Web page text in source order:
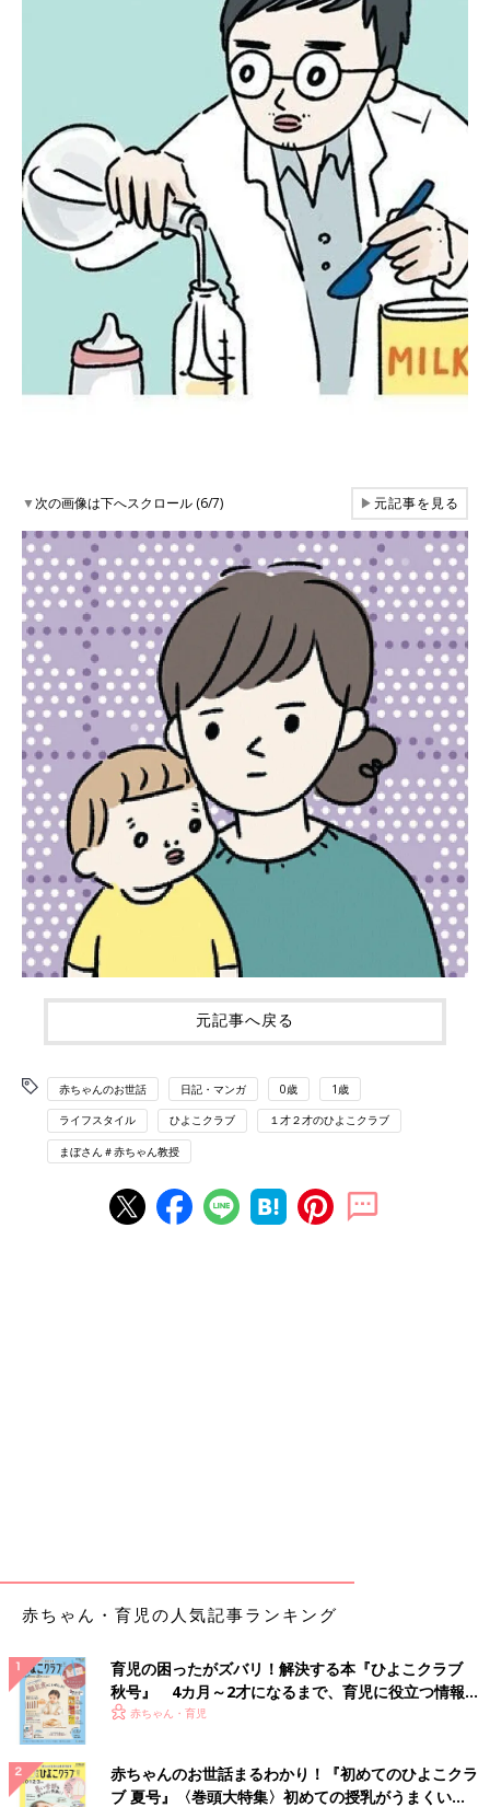
▼次の画像は下へスクロール (6/7) ▶元記事を見る
元記事へ戻る
赤ちゃんのお世話 日記・マンガ 0歳 1歳
ライフスタイル ひよこクラブ １才２才のひよこクラブ
まぼさん＃赤ちゃん教授
赤ちゃん・育児の人気記事ランキング
育児の困ったがズバリ！解決する本『ひよこクラブ
秋号』 4カ月～2才になるまで、育児に役立つ情報が
いっぱい！
赤ちゃん・育児
赤ちゃんのお世話まるわかり！『初めてのひよこクラ
ブ 夏号』〈巻頭大特集〉初めての授乳がうまくい